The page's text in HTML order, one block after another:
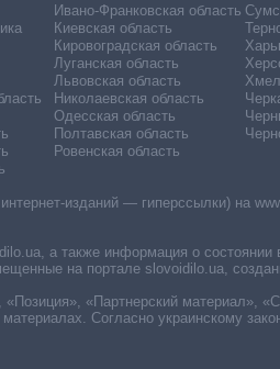
Ивано-Франковская область
Киевская область
Кировоградская область
Луганская область
Львовская область
Николаевская область
Одесская область
Полтавская область
Ровенская область
изданий — гиперссылки) на
а также информация о состоянии
на портале slovoidilo.ua,
«Партнерский материал»,
Согласно украинскому